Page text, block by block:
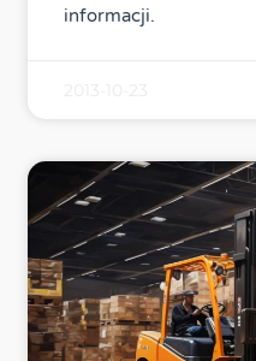
informacji.